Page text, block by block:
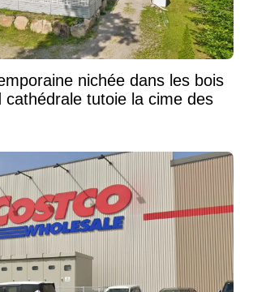
nichée dans les bois
cathédrale tutoie la cime des